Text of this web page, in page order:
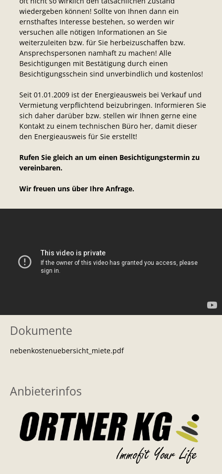
wiedergeben können! Sollte von Ihnen dann ein
ernsthaftes Interesse bestehen, so werden wir
versuchen alle nötigen Informationen an Sie
weiterzuleiten bzw. für Sie herbeizuschaffen bzw.
Ansprechspersonen namhaft zu machen! Alle
Besichtigungen mit Bestätigung durch einen
Besichtigungsschein sind unverbindlich und kostenlos!
Seit 01.01.2009 ist der Energieausweis bei Verkauf und
Vermietung verpflichtend beizubringen. Informieren Sie
sich daher darüber bzw. stellen wir Ihnen gerne eine
Kontakt zu einem technischen Büro her, damit dieser
den Energieausweis für Sie erstellt!
Rufen Sie gleich an um einen Besichtigungstermin zu
vereinbaren.
Wir freuen uns über Ihre Anfrage.
Dokumente
nebenkostenuebersicht_miete.pdf
Anbieterinfos